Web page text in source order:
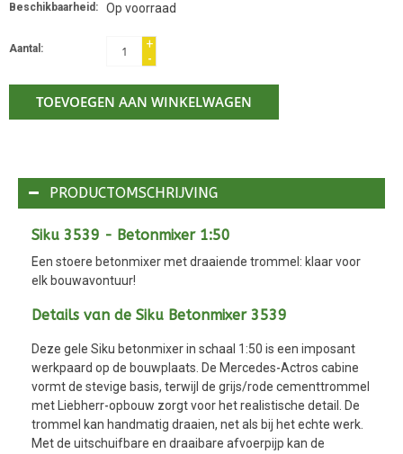
Beschikbaarheid: Op voorraad
Aantal:
+
-
TOEVOEGEN AAN WINKELWAGEN
PRODUCTOMSCHRIJVING
Siku 3539 - Betonmixer 1:50
Een stoere betonmixer met draaiende trommel: klaar voor
elk bouwavontuur!
Details van de Siku Betonmixer 3539
Deze gele Siku betonmixer in schaal 1:50 is een imposant
werkpaard op de bouwplaats. De Mercedes-Actros cabine
vormt de stevige basis, terwijl de grijs/rode cementtrommel
met Liebherr-opbouw zorgt voor het realistische detail. De
trommel kan handmatig draaien, net als bij het echte werk.
Met de uitschuifbare en draaibare afvoerpijp kan de